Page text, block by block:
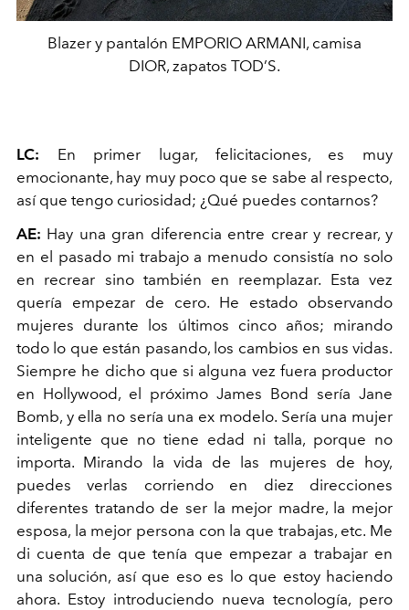
Blazer y pantalón EMPORIO ARMANI, camisa
DIOR, zapatos TOD’S.
LC: En primer lugar, felicitaciones, es muy
emocionante, hay muy poco que se sabe al respecto,
así que tengo curiosidad; ¿Qué puedes contarnos?
AE: Hay una gran diferencia entre crear y recrear, y
en el pasado mi trabajo a menudo consistía no solo
en recrear sino también en reemplazar. Esta vez
quería empezar de cero. He estado observando
mujeres durante los últimos cinco años; mirando
todo lo que están pasando, los cambios en sus vidas.
Siempre he dicho que si alguna vez fuera productor
en Hollywood, el próximo James Bond sería Jane
Bomb, y ella no sería una ex modelo. Sería una mujer
inteligente que no tiene edad ni talla, porque no
importa. Mirando la vida de las mujeres de hoy,
puedes verlas corriendo en diez direcciones
diferentes tratando de ser la mejor madre, la mejor
esposa, la mejor persona con la que trabajas, etc. Me
di cuenta de que tenía que empezar a trabajar en
una solución, así que eso es lo que estoy haciendo
ahora. Estoy introduciendo nueva tecnología, pero